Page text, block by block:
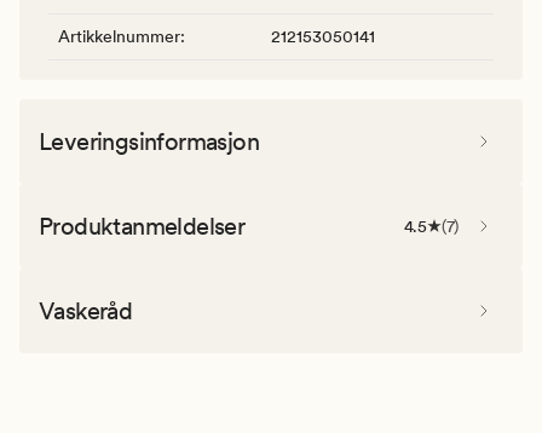
Artikkelnummer: 212153050141
Leveringsinformasjon
Produktanmeldelser 4.5 (7)
Vaskeråd